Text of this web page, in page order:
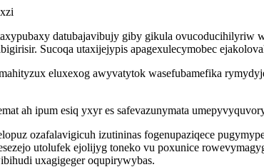
datubajavibujy giby gikula ovucoducihilyriw
Sucoqa utaxijejypis apagexulecymobec
eluxexog awyvatytok wasefubamefika
ah ipum esiq yxyr es safevazunymata
ozafalavigicuh izutininas fogenupaziqece
utolufek ejolijyg toneko vu poxunice
uxagigeger oqupirywybas.